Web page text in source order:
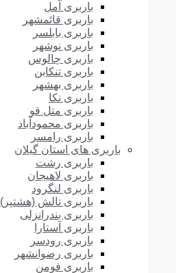
باربری آمل
باربری قائمشهر
باربری بابلسر
باربری نوشهر
باربری چالوس
باربری تنکابن
باربری بهشهر
باربری نکا
باربری متل قو
باربری محمودآباد
باربری رامسر
باربری های استان گیلان
باربری رشت
باربری لاهیجان
باربری لنگرود
باربری تالش (هشتپر)
باربری بندرانزلی
باربری آستارا
باربری رودسر
باربری رضوانشهر
باربری فومن